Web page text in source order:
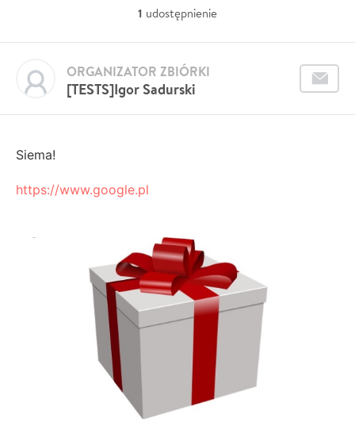
1 udostępnienie
[TESTS]Igor Sadurski
ORGANIZATOR ZBIÓRKI
Siema!
https://www.google.pl